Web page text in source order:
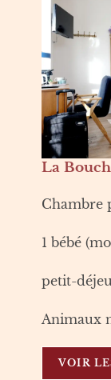
La
Chambre
1 bébé
petit-
Animaux